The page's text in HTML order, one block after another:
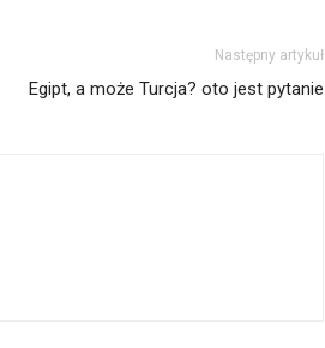
Następny artykuł
Egipt, a może Turcja? oto jest pytanie